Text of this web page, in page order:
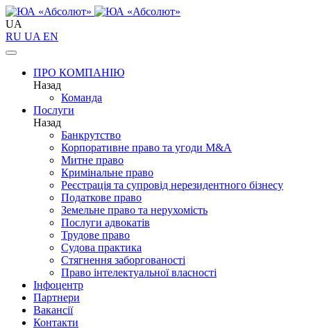
UA
RU UA EN
ПРО КОМПАНІЮ
Назад
Команда
Послуги
Назад
Банкрутство
Корпоративне право та угоди M&A
Митне право
Кримінальне право
Реєстрація та супровід нерезидентного бізнесу
Податкове право
Земельне право та нерухомість
Послуги адвокатів
Трудове право
Судова практика
Стягнення заборгованості
Право інтелектуальної власності
Інфоцентр
Партнери
Вакансії
Контакти